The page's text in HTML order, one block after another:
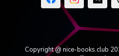
Copyright @ nice-books.club